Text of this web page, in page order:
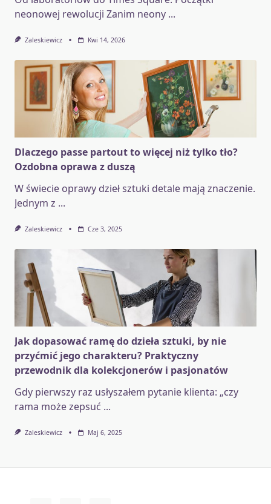
neonowej rewolucji Zanim neony ...
Zaleskiewicz Kwi 14, 2026
Dlaczego passe partout to więcej niż tylko tło?
Ozdobna oprawa z duszą
W świecie oprawy dzieł sztuki detale mają znaczenie.
Jednym z ...
Zaleskiewicz Cze 3, 2025
Jak dopasować ramę do dzieła sztuki, by nie
przyćmić jego charakteru? Praktyczny
przewodnik dla kolekcjonerów i pasjonatów
Gdy pierwszy raz usłyszałem pytanie klienta: „czy
rama może zepsuć ...
Zaleskiewicz Maj 6, 2025